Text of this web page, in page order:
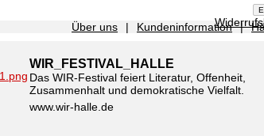
Über uns | Kundeninformation |
WIR_FESTIVAL_HALLE
Das WIR-Festival feiert Literatur, Offenheit,
Zusammenhalt und demokratische Vielfalt.
www.wir-halle.de